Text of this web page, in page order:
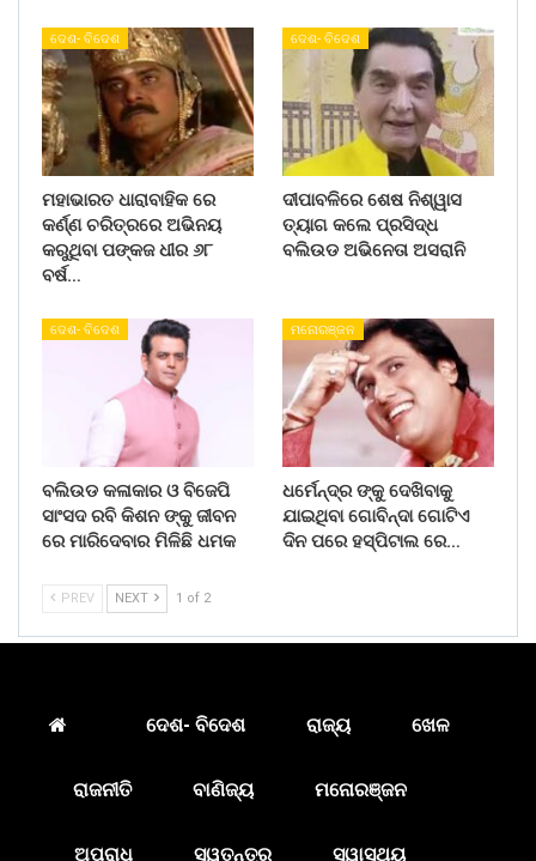
ଦେଶ- ବିଦେଶ
ମହାଭାରତ ଧାରାବାହିକ ରେ
କର୍ଣ୍ଣ ଚରିତ୍ରରେ ଅଭିନୟ
କରୁଥିବା ପଙ୍କଜ ଧୀର ୬୮
ବର୍ଷ…
ଦେଶ- ବିଦେଶ
ଦୀପାବଳିରେ ଶେଷ ନିଶ୍ୱାସ
ତ୍ୟାଗ କଲେ ପ୍ରସିଦ୍ଧ
ବଲିଉଡ ଅଭିନେତା ଅସରାନି
ଦେଶ- ବିଦେଶ
ବଲିଉଡ କଳାକାର ଓ ବିଜେପି
ସାଂସଦ ରବି କିଶନ ଙ୍କୁ ଜୀବନ
ରେ ମାରିଦେବାର ମିଳିଛି ଧମକ
ମନୋରଞ୍ଜନ
ଧର୍ମେନ୍ଦ୍ର ଙ୍କୁ ଦେଖିବାକୁ
ଯାଇଥିବା ଗୋବିନ୍ଦା ଗୋଟିଏ
ଦିନ ପରେ ହସ୍ପିଟାଲ ରେ…
PREV NEXT 1 of 2
ଦେଶ- ବିଦେଶ ରାଜ୍ୟ ଖେଳ
ରାଜନୀତି ବାଣିଜ୍ୟ ମନୋରଞ୍ଜନ
ଅପରାଧ ସ୍ୱତନ୍ତ୍ର ସ୍ୱାସ୍ଥ୍ୟ